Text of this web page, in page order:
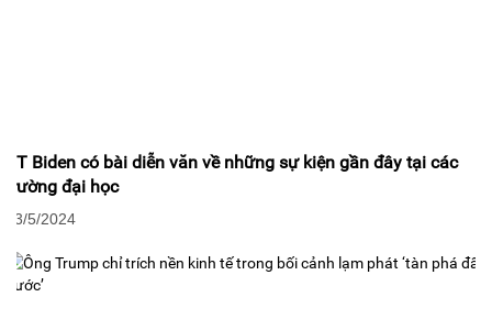
TT Biden có bài diễn văn về những sự kiện gần đây tại các
trường đại học
03/5/2024